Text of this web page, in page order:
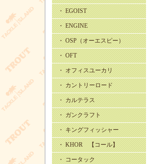
・ EGOIST
・ ENGINE
・ OSP（オーエスピー）
・ OFT
・ オフィスユーカリ
・ カントリーロード
・ カルテラス
・ ガンクラフト
・ キングフィッシャー
・ KHOR 【コール】
・ コータック